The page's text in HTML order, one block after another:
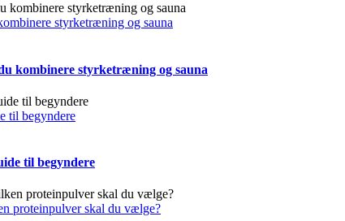
styrketræning og sauna
kombinere styrketræning og sauna
til begyndere
til begyndere
proteinpulver skal du vælge?